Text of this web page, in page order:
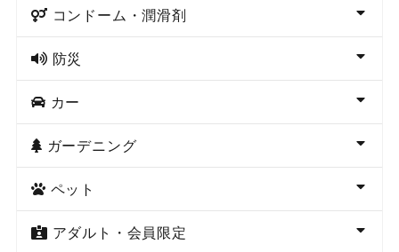
コンドーム・潤滑剤
防災
カー
ガーデニング
ペット
アダルト・会員限定